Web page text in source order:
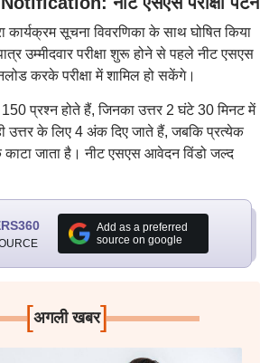
सूचना विवरणिका के साथ घोषित किया
उम्मीदवार परीक्षा शुरू होने से पहले नीट एसएस
करके परीक्षा में शामिल हो सकेंगे।
प्रश्न होते हैं, जिनका उत्तर 2 घंटे 30 मिनट में
उत्तर के लिए 4 अंक दिए जाते हैं, जबकि प्रत्येक
जाता है। नीट एसएस आवेदन विंडो जल्द
Add as a preferred
source on google
[अगली खबर]